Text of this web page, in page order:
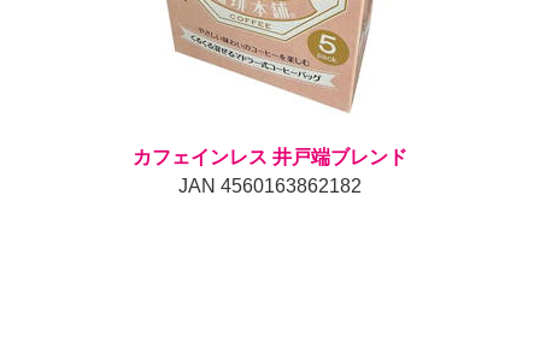
カフェインレス 井戸端ブレンド
JAN 4560163862182